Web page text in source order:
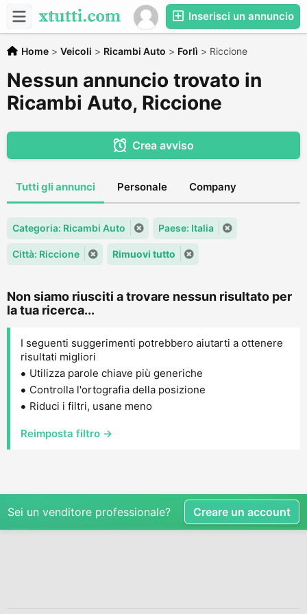
Inserisci un annuncio
Home > Veicoli > Ricambi Auto > Forlì > Riccione
Nessun annuncio trovato in
Ricambi Auto, Riccione
Crea avviso
Tutti gli annunci Personale Company
Categoria: Ricambi Auto Paese: Italia
Città: Riccione Rimuovi tutto
Non siamo riusciti a trovare nessun risultato per
la tua ricerca...
I seguenti suggerimenti potrebbero aiutarti a ottenere
risultati migliori
Utilizza parole chiave più generiche
Controlla l'ortografia della posizione
Riduci i filtri, usane meno
Reimposta filtro →
Sei un venditore professionale? Creare un account